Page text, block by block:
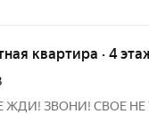
квартира · 4
ЖДИ! ЗВОНИ! СВОЕ НЕ